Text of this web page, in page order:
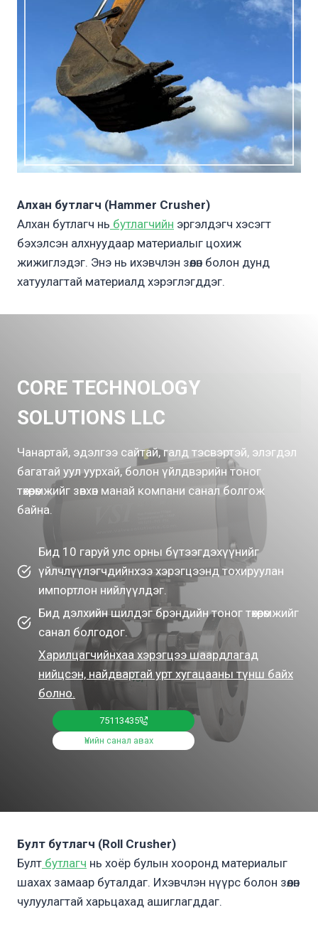
Алхан бутлагч (Hammer Crusher)
Алхан бутлагч нь бутлагчийн эргэлдэгч хэсэгт
бэхэлсэн алхнуудаар материалыг цохиж
жижиглэдэг. Энэ нь ихэвчлэн зөөлөн болон дунд
хатуулагтай материалд хэрэглэгддэг.
CORE TECHNOLOGY
SOLUTIONS LLC
Чанартай, эдэлгээ сайтай, галд тэсвэртэй, элэгдэл
багатай уул уурхай, болон үйлдвэрийн тоног
төхөөрөмжийг зөвхөн манай компани санал болгож
байна.
Бид 10 гаруй улс орны бүтээгдэхүүнийг
үйлчлүүлэгчдийнхээ хэрэгцээнд тохируулан
импортлон нийлүүлдэг.
Бид дэлхийн шилдэг брэндийн тоног төхөөрөмжийг
санал болгодог.
Харилцагчийнхаа хэрэгцээ шаардлагад
нийцсэн, найдвартай урт хугацааны түнш байх
болно.
75113435
Үнийн санал авах
Булт бутлагч (Roll Crusher)
Булт бутлагч нь хоёр булын хооронд материалыг
шахах замаар буталдаг. Ихэвчлэн нүүрс болон зөөлөн
чулуулагтай харьцахад ашиглагддаг.